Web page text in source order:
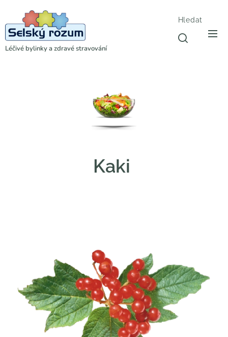
Léčivé bylinky a zdravé stravování
Hledat
Kaki